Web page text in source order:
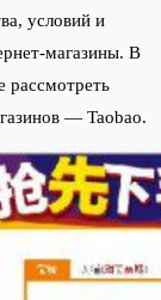
условий и
магазины. В
рассмотреть
— Taobao.